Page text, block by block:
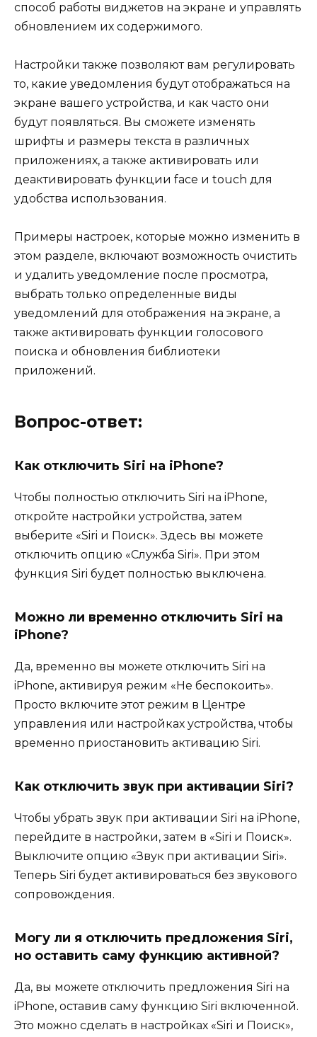
способ работы виджетов на экране и управлять
обновлением их содержимого.
Настройки также позволяют вам регулировать
то, какие уведомления будут отображаться на
экране вашего устройства, и как часто они
будут появляться. Вы сможете изменять
шрифты и размеры текста в различных
приложениях, а также активировать или
деактивировать функции face и touch для
удобства использования.
Примеры настроек, которые можно изменить в
этом разделе, включают возможность очистить
и удалить уведомление после просмотра,
выбрать только определенные виды
уведомлений для отображения на экране, а
также активировать функции голосового
поиска и обновления библиотеки
приложений.
Вопрос-ответ:
Как отключить Siri на iPhone?
Чтобы полностью отключить Siri на iPhone,
откройте настройки устройства, затем
выберите «Siri и Поиск». Здесь вы можете
отключить опцию «Служба Siri». При этом
функция Siri будет полностью выключена.
Можно ли временно отключить Siri на
iPhone?
Да, временно вы можете отключить Siri на
iPhone, активируя режим «Не беспокоить».
Просто включите этот режим в Центре
управления или настройках устройства, чтобы
временно приостановить активацию Siri.
Как отключить звук при активации Siri?
Чтобы убрать звук при активации Siri на iPhone,
перейдите в настройки, затем в «Siri и Поиск».
Выключите опцию «Звук при активации Siri».
Теперь Siri будет активироваться без звукового
сопровождения.
Могу ли я отключить предложения Siri,
но оставить саму функцию активной?
Да, вы можете отключить предложения Siri на
iPhone, оставив саму функцию Siri включенной.
Это можно сделать в настройках «Siri и Поиск»,